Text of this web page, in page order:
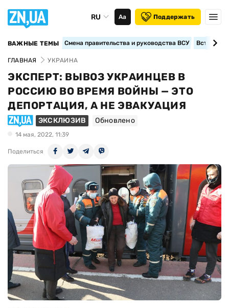
RU Аа Поддержать
ВАЖНЫЕ ТЕМЫ Смена правительства и руководства ВСУ
ГЛАВНАЯ УКРАИНА
ЭКСПЕРТ: ВЫВОЗ УКРАИНЦЕВ В
РОССИЮ ВО ВРЕМЯ ВОЙНЫ — ЭТО
ДЕПОРТАЦИЯ, А НЕ ЭВАКУАЦИЯ
ЭКСКЛЮЗИВ Обновлено
14 мая, 2022, 11:39
Поделиться